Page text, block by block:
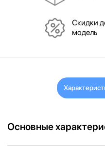
Скидки
модель
Основные